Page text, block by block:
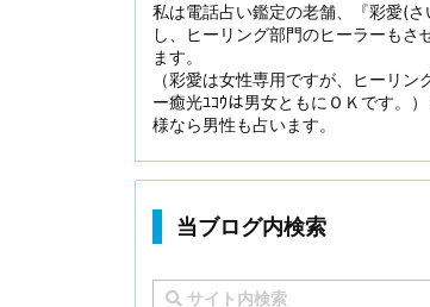
私は電話占い鑑定の老舗、『彩愛(
し、ヒーリング部門のヒーラーもさ
ます。
（彩愛は女性専用ですが、ヒーリン
ー癒光ﾕｺｳは男女ともにＯＫです。
様なら男性も占います。
当ブログ内検索